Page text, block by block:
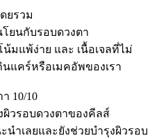
ยรวม
ยนกับรอบดวงตา
มแพ้ง่าย และ เนื้อเจลที่ไม่
แคร์หรือเมคอัพของเรา
10/10
วรอบดวงตาของคีลส์
ำเลยและยังช่วยบำรุงผิวรอบ